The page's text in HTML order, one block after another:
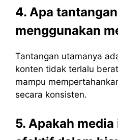
4. Apa
menggunakan
Tantangan utamanya
konten tidak terlalu
mampu
secara konsisten.
5. Apakah